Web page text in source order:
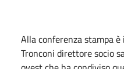
Alla conferenza stampa
Tronconi direttore socio